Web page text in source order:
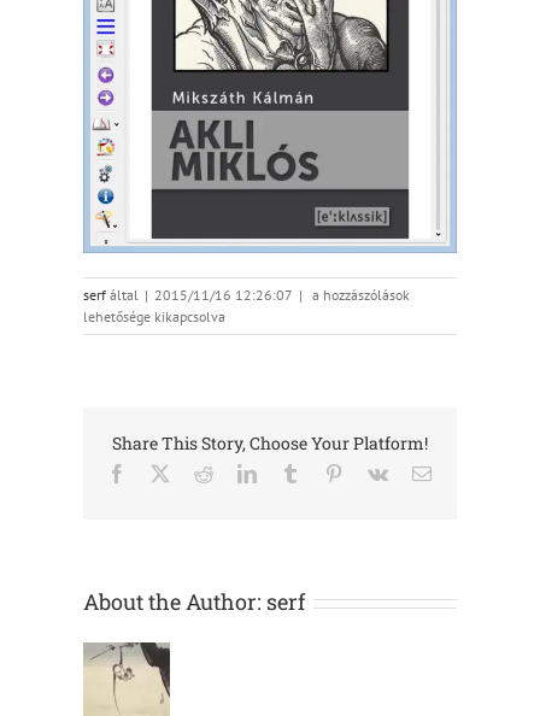
serfáltal | 2015/11/16 12:26:07 | akli_cimlap_kindle
a hozzászólások
lehetősége kikapcsolva
Share This Story, Choose Your Platform!
Facebook RedditLinkedInTumblr Pinterest
Vk Email:
About the Author: serf